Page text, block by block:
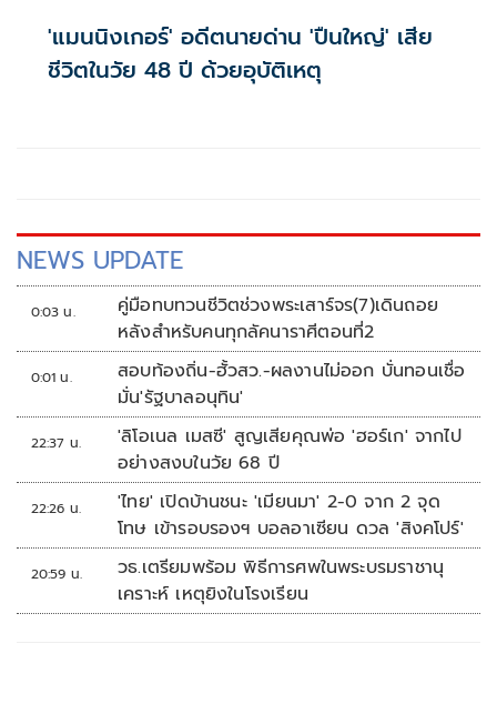
'แมนนิงเกอร์' อดีตนายด่าน 'ปืนใหญ่' เสีย
ชีวิตในวัย 48 ปี ด้วยอุบัติเหตุ
NEWS UPDATE
0:03 น.
คู่มือทบทวนชีวิตช่วงพระเสาร์จร(7)เดินถอย
หลังสำหรับคนทุกลัคนาราศีตอนที่2
0:01 น.
สอบท้องถิ่น-ฮั้วสว.-ผลงานไม่ออก บั่นทอนเชื่อ
มั่น'รัฐบาลอนุทิน'
22:37 น.
'ลิโอเนล เมสซี' สูญเสียคุณพ่อ 'ฮอร์เก' จากไป
อย่างสงบในวัย 68 ปี
22:26 น.
'ไทย' เปิดบ้านชนะ 'เมียนมา' 2-0 จาก 2 จุด
โทษ เข้ารอบรองฯ บอลอาเซียน ดวล 'สิงคโปร์'
20:59 น.
วธ.เตรียมพร้อม พิธีการศพในพระบรมราชานุ
เคราะห์ เหตุยิงในโรงเรียน